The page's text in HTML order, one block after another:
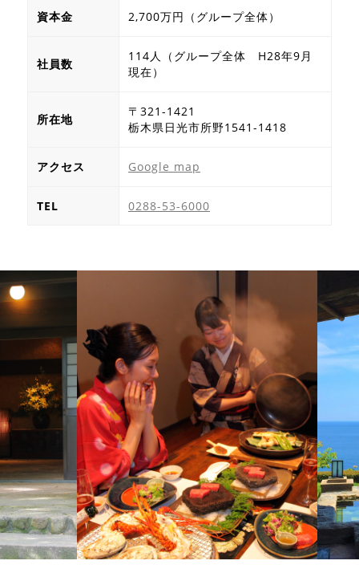
資本金 2,700万円（グループ全体）
社員数
114人（グループ全体 H28年9月
現在）
所在地
〒321-1421
栃木県日光市所野1541-1418
アクセス Google map
TEL 0288-53-6000